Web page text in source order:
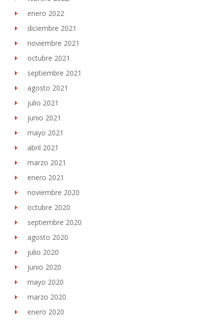
enero 2022
diciembre 2021
noviembre 2021
octubre 2021
septiembre 2021
agosto 2021
julio 2021
junio 2021
mayo 2021
abril 2021
marzo 2021
enero 2021
noviembre 2020
octubre 2020
septiembre 2020
agosto 2020
julio 2020
junio 2020
mayo 2020
marzo 2020
enero 2020